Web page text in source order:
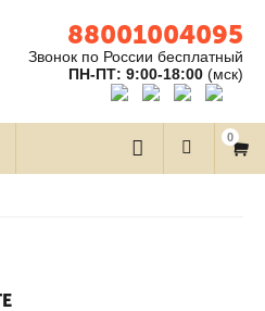
88001004095
Звонок по России бесплатный
ПН-ПТ: 9:00-18:00 (мск)
0